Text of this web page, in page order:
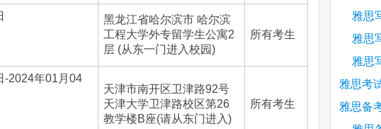
黑龙江省哈尔滨市 哈尔滨
工程大学外专留学生公寓2
层 (从东一门进入校园)
所有考生
-2024年01月04
天津市南开区卫津路92号
天津大学卫津路校区第26
教学楼B座(请从东门进入)
所有考生
雅思
雅思
雅思
雅思考
雅思备